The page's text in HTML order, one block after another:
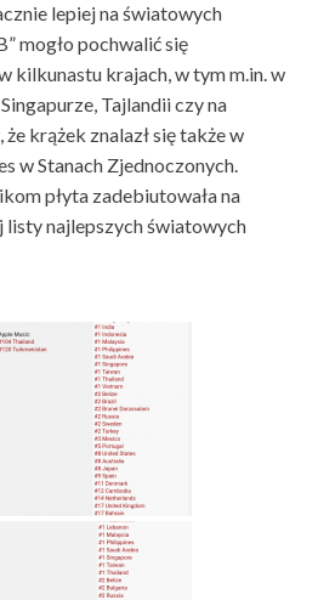
lepiej na światowych
mogło pochwalić się
kilkunastu krajach, w tym m.in. w
Tajlandii czy na
krążek znalazł się także w
w Stanach Zjednoczonych.
płyta zadebiutowała na
listy najlepszych światowych